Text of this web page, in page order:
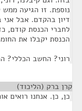
נוספת. זו הגיעה ממש
דיון בהקדם. אבל
לחברי הכנסת קודם,
הכנסת יקבלו את
רוני? החשב הכללי?
קרן ברק (הליכוד)
כן, כן. אנחנו רואים